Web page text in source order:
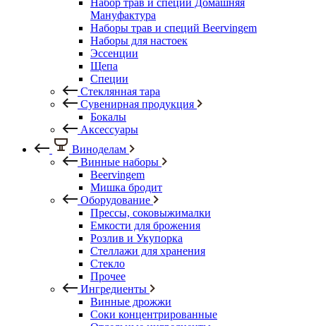
Набор трав и специй Домашняя
Мануфактура
Наборы трав и специй Beervingem
Наборы для настоек
Эссенции
Щепа
Специи
Стеклянная тара
Сувенирная продукция
Бокалы
Аксессуары
Виноделам
Винные наборы
Beervingem
Мишка бродит
Оборудование
Прессы, соковыжималки
Емкости для брожения
Розлив и Укупорка
Стеллажи для хранения
Стекло
Прочее
Ингредиенты
Винные дрожжи
Соки концентрированные